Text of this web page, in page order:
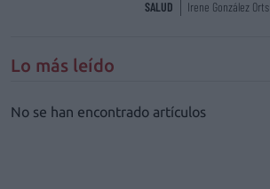
SALUD Irene González Orts
Lo más leído
No se han encontrado artículos